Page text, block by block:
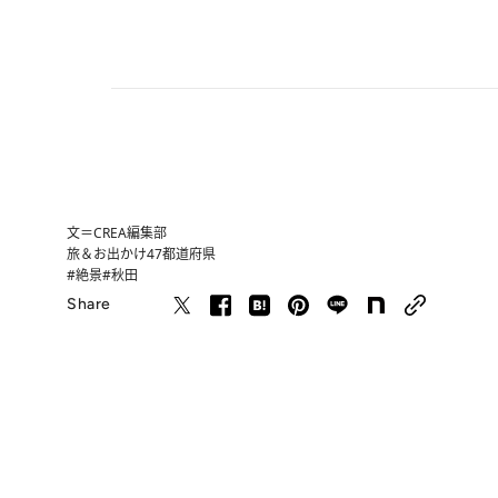
文＝CREA編集部
旅＆お出かけ47都道府県
#絶景#秋田
Share